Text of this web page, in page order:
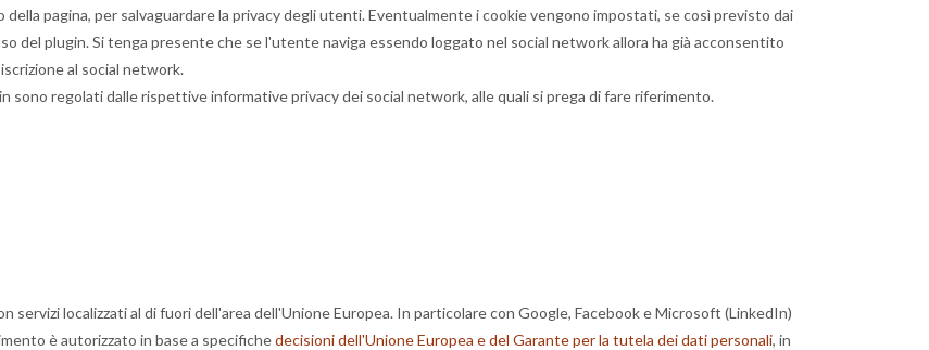
pagina, per salvaguardare la privacy degli utenti. Eventualmente i cookie vengono impostati, se così previsto dai
del plugin. Si tenga presente che se l'utente naviga essendo loggato nel social network allora ha già acconsentito
al social network.
sono regolati dalle rispettive informative privacy dei social network, alle quali si prega di fare riferimento.
localizzati al di fuori dell'area dell'Unione Europea. In particolare con Google, Facebook e Microsoft (LinkedIn)
è autorizzato in base a specifichedecisioni dell'Unione Europea e del Garante per la tutela dei dati personali, in